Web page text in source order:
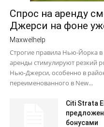
Спрос на аренду
Джерси на фоне
Maxwelhelp
Строгие правила Нью-Йорка
аренды стимулируют резкий
Нью-Джерси, особенно в
переименованного в New...
Citi Strata
бонусами